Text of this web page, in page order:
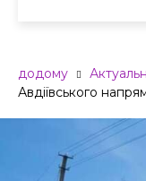
додому
Авдіївського